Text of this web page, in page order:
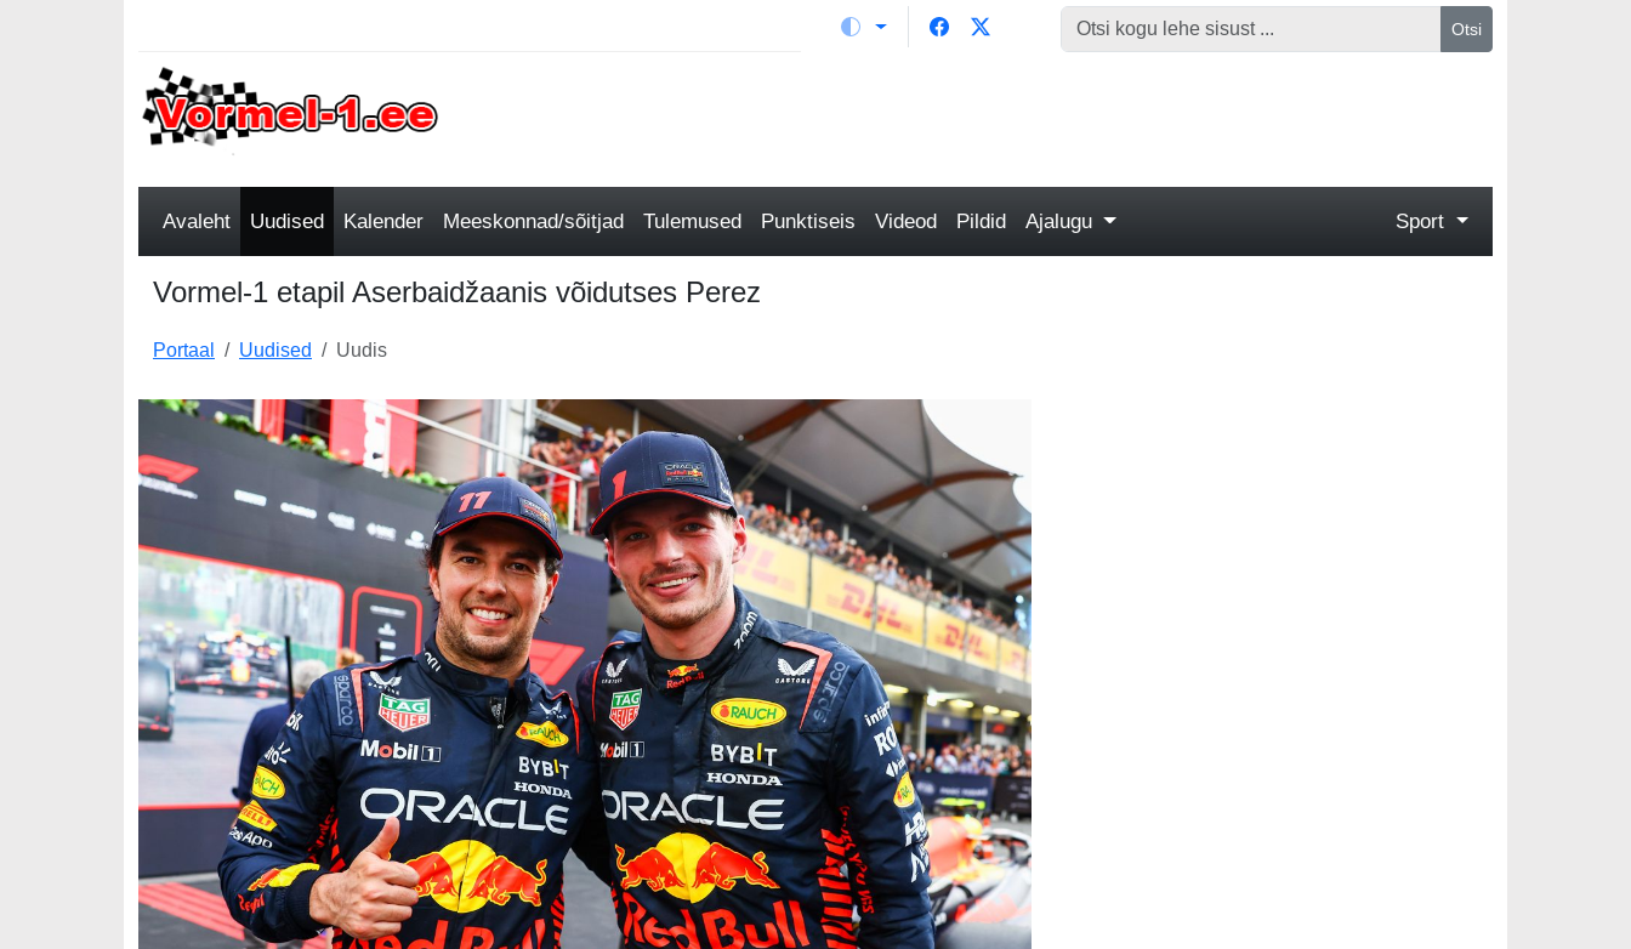
Otsi
Avaleht Uudised Kalender Meeskonnad/sõitjad Tulemused Punktiseis Videod Pildid Ajalugu Sport
Vormel-1 etapil Aserbaidžaanis võidutses Perez
Portaal Uudised Uudis